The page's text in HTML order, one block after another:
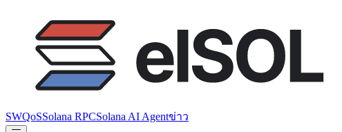
SWQoSSolana RPCSolana AI Agentข่าว